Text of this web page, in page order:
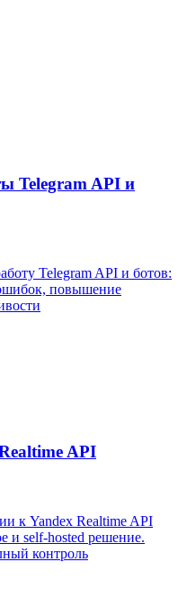
Telegram API и
Telegram API и ботов:
повышение
API
к Yandex Realtime API
и self-hosted решение.
контроль